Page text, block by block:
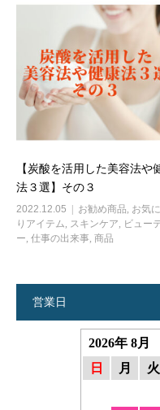
【炭酸を活用した美容法や
法３選】その３
2022.12.05 お勧め商品, お気
りアイテム, スキンケア, ビュー
ー, 仕事の出来事, 商品
営業日
2026年 8月
日
月 火